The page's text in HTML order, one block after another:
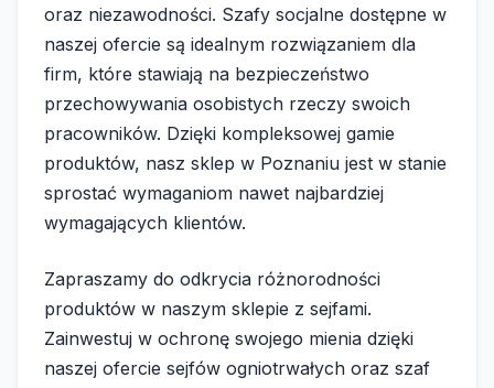
oraz niezawodności. Szafy socjalne dostępne w
naszej ofercie są idealnym rozwiązaniem dla
firm, które stawiają na bezpieczeństwo
przechowywania osobistych rzeczy swoich
pracowników. Dzięki kompleksowej gamie
produktów, nasz sklep w Poznaniu jest w stanie
sprostać wymaganiom nawet najbardziej
wymagających klientów.
Zapraszamy do odkrycia różnorodności
produktów w naszym sklepie z sejfami.
Zainwestuj w ochronę swojego mienia dzięki
naszej ofercie sejfów ogniotrwałych oraz szaf